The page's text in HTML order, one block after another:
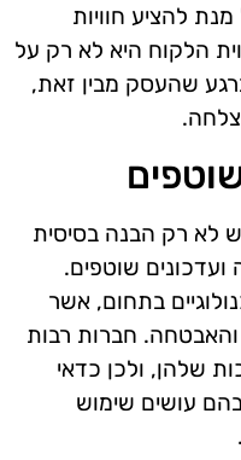
להציע חוויות
הלקוח היא לא רק על
שהעסק מבין זאת,
לא רק הבנה בסיסית
שוטפים.
בתחום, אשר
והאבטחה. חברות רבות
שלהן, ולכן כדאי
עושים שימוש